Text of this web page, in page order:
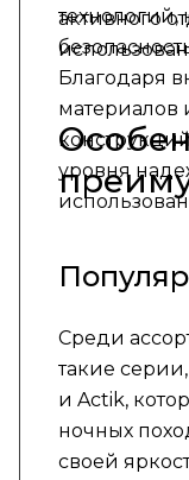
активного
Благодаря
материалов
уровня
Среди
такие
и Actik,
ночных
своей